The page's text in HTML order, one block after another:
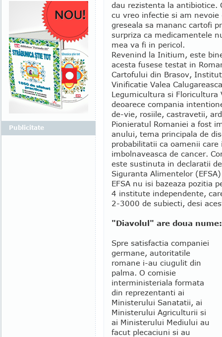
dau rezistenta la antibiotice.
cu vreo infectie si am
greseala sa mananc cartofi
surpriza ca medicamentele
mea va fi in pericol.
Revenind la Initium, este
acesta fusese testat in
Cartofului din Brasov,
Vinificatie Valea
Legumicultura si Floricultura
deoarece compania
de-vie, rosiile, castravetii,
Pionieratul Romaniei a fost
anului, tema principala de
probabilitatii ca oamenii
imbolnaveasca de cancer.
este sustinuta in declaratii
Siguranta Alimentelor
EFSA nu isi bazeaza pozitia
4 institute independente,
2-3000 de subiecti, desi
"Diavolul" are doua
Spre satisfactia companiei
germane, autoritatile
romane i-au ciugulit din
palma. O comisie
interministeriala formata
din reprezentanti ai
Ministerului Sanatatii, ai
Ministerului Agriculturii si
ai Ministerului Mediului au
facut plecaciuni si au
Publicitate